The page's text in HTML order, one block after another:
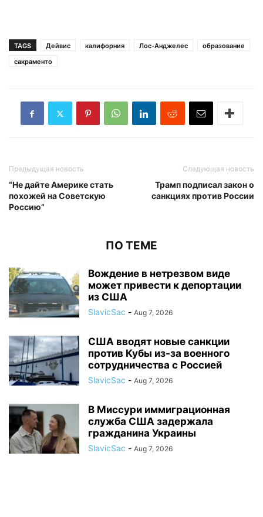
TAGS Дейвис калифорния Лос-Анджелес
образование
сакраменто
Предыдущая новость
“Не дайте Америке стать
похожей на Советскую
Россию”
Следующая новость
Трамп подписал закон о
санкциях против России
ПО ТЕМЕ
Вождение в нетрезвом виде
может привести к депортации
из США
SlavicSac - Aug 7, 2026
США вводят новые санкции
против Кубы из-за военного
сотрудничества с Россией
SlavicSac - Aug 7, 2026
В Миссури иммиграционная
служба США задержала
гражданина Украины
SlavicSac - Aug 7, 2026